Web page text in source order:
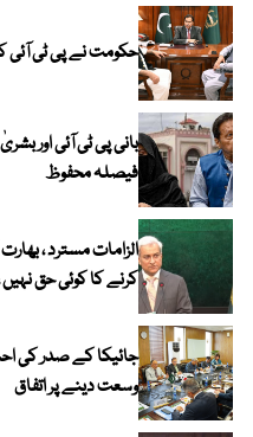
حکومت نے پی ٹی آئی
بانی پی ٹی آئی اور
فیصلہ محفوظ
الزامات مسترد ،
کرنے کا کوئی حق نہیں
جائیکا کے صدر کی
وسعت دینے پر اتفاق